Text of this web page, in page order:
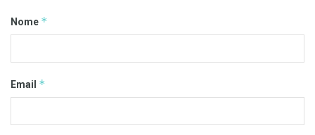
Nome *
Email *